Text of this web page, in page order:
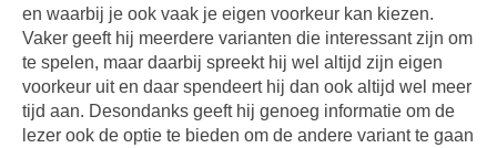
en waarbij je ook vaak je eigen voorkeur kan kiezen.
Vaker geeft hij meerdere varianten die interessant zijn om
te spelen, maar daarbij spreekt hij wel altijd zijn eigen
voorkeur uit en daar spendeert hij dan ook altijd wel meer
tijd aan. Desondanks geeft hij genoeg informatie om de
lezer ook de optie te bieden om de andere variant te gaan